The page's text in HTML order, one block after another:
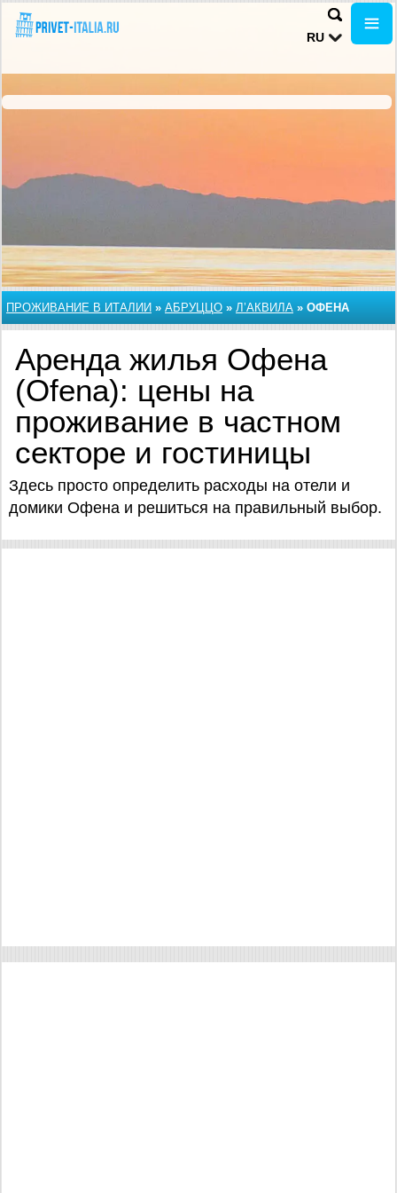
RU
ПРОЖИВАНИЕ В ИТАЛИИ » АБРУЦЦО » Л’АКВИЛА » ОФЕНА
Аренда жилья Офена
(Ofena): цены на
проживание в частном
секторе и гостиницы
Здесь просто определить расходы на отели и
домики Офена и решиться на правильный выбор.